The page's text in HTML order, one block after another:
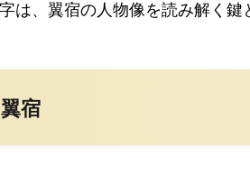
は、翼宿の人物像を読み解く鍵
宿